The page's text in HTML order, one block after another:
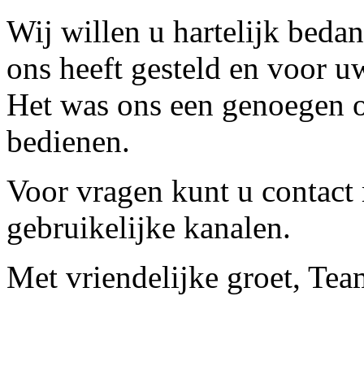
Wij willen u hartelijk
ons heeft gesteld en voor
Het was ons een
bedienen.
Voor vragen kunt u contact
gebruikelijke kanalen.
Met vriendelijke groet,